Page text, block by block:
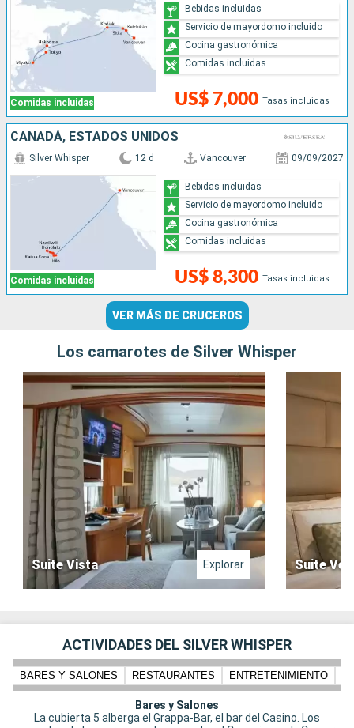
Comidas incluidas US$ 7,000 Tasas incluidas
Bebidas incluidas
Servicio de mayordomo incluido
Cocina gastronómica
Comidas incluidas
CANADÁ, ESTADOS UNIDOS
Comidas incluidas
Silver Whisper 12 d Vancouver 09/09/2027
US$ 8,300 Tasas incluidas
Bebidas incluidas
Servicio de mayordomo incluido
Cocina gastronómica
Comidas incluidas
VER MÁS DE CRUCEROS
Los camarotes de Silver Whisper
Suite Vista Explorar Suite
ACTIVIDADES DEL SILVER WHISPER
BARES Y SALONES RESTAURANTES ENTRETENIMIENTO
Bares y Salones
La cubierta 5 alberga el Grappa-Bar, el bar del Casino. Los